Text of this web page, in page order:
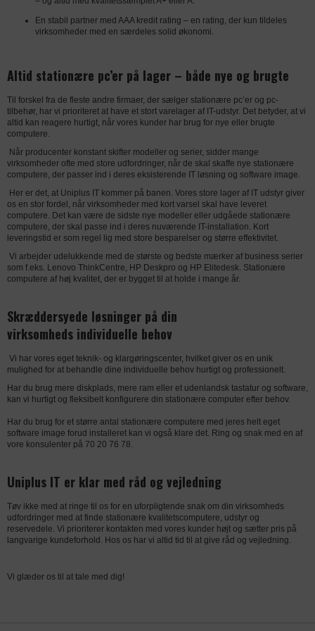
Formål
Understøtter integrationen af en
tredjeparts platform på websitet.
dk/privacystatement
Udløb Session
Navn ASP.NET_SessionId
Udbyder uniplus.dk
DATABEHANDLER
ZENDESK
Formål
Registrerer hvilken server-klynge, der
betjener den besøgende. Dette bruges i
sammenhæng med load balancing for
at optimere brugeroplevelsen.
reements-and-terms/privacy-policy/
Udløb 6 dage
Navn AWSALBCORS
Udbyder zopim.com
DATABEHANDLERDYNAMICWEB
sider på websitet.
Privatlivspolitikhttps://www.dynamicweb.com/about/pri
vacy-policy
Udløb
Navn Dynamicweb.SessionVisitor
uniplus.dk. De bruges til at samle
website til dig. Oplysningerne
anonymiseres og kan ikke spores
tilbage til den enkelte bruger.
DATABEHANDLER
Formål
Anvendes til indsamling af brugernes
adfærd på websitet, hvorefter der på
baggrund af disse dataer udarbejdes
analyser.
Privatlivspolitikhttps://policies.google.com/privacy?
Udløb 2 år
Udbyder uniplus.dk
DATABEHANDLER
GOOGLE
Formål
Anvendes til indsamling af brugernes
baggrund af disse dataer udarbejdes
analyser.
hl=da-dk
Udløb 1 dag
Navn _gat
MARKETING
genkende besøgende på tværs af
websites.
Vi bruger dem til at vise annoncer, der
er relevante for den enkelte bruger.
DATABEHANDLER
ZENDESK
Formål
Bevarer brugerstater på tværs af
sideanmodninger.
reements-and-terms/privacy-policy/
Udløb 1 år
Navn __zlcmid
Udbyder uniplus.dk
DATABEHANDLERFACEBOOK
at levere reklame, når de er på
drives af Facebook-reklamer efter at
have besøgt dette websted.
En stabil partner med AAA kredit rating – en rating, der kun tildeles
virksomheder med en særdeles solid økonomi.
Altid stationære pc’er på lager – både nye og brugte
Til forskel fra de fleste andre firmaer, der sælger stationære pc’er og pc-
tilbehør, har vi prioriteret at have et stort varelager af IT-udstyr. Det betyder, at vi
altid kan reagere hurtigt, når vores kunder har brug for nye eller brugte
computere.
Når producenter konstant skifter modeller og serier, sidder mange
virksomheder ofte med store udfordringer, når de skal skaffe nye stationære
computere, der passer ind i deres eksisterende IT løsning og software image.
Her er det, at Uniplus IT kommer på banen. Vores store lager af IT udstyr giver
os en stor fordel, når virksomheder med kort varsel skal have leveret
computere. Det kan være de sidste nye modeller eller udgåede stationære
computere, der skal passe ind i deres nuværende IT-installation. Kort
leveringstid er som regel lig med store besparelser og større effektivitet.
Vi arbejder udelukkende med de største og bedste mærker af business serier
som f.eks. Lenovo ThinkCentre, HP Deskpro og HP Elitedesk. Stationære
computere af høj kvalitet, der er bygget til at holde i mange år.
Skræddersyede løsninger på din
virksomheds individuelle behov
Vi har vores eget teknik- og klargøringscenter, hvilket giver os en unik
mulighed for at behandle dine individuelle behov hurtigt og professionelt.
Har du brug mere diskplads, mere ram eller et udenlandsk tastatur og software,
kan vi hurtigt og fleksibelt konfigurere din stationære computer efter behov.
Har du brug for et større antal stationære computere med jeres helt eget
software image forud installeret kan vi også klare det. Ring og snak med en af
vore konsulenter på 70 20 76 78.
Uniplus IT er klar med råd og vejledning
Tøv ikke med at ringe til os for en uforpligtende snak om din virksomheds
udfordringer med at finde stationære kvalitetscomputere, udstyr og
reservedele. Vi prioriterer kontakten med vores kunder højt og sætter pris på
langvarige kundeforhold. Hos os har vi altid tid til at give råd og vejledning.
Vi glæder os til at tale med dig!